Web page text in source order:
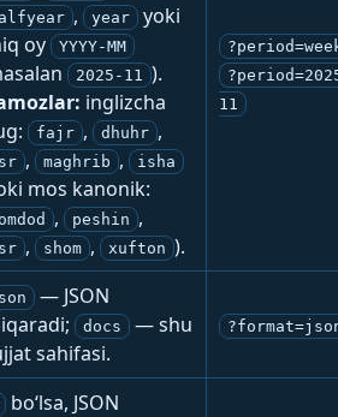
, year
yoki
oy
YYYY-MM
2025-11 ).
inglizcha
fajr , dhuhr ,
, maghrib , isha
mos kanonik:
, peshin ,
, shom , xufton ).
11
— JSON
docs
— shu
sahifasi.
bo‘lsa, JSON